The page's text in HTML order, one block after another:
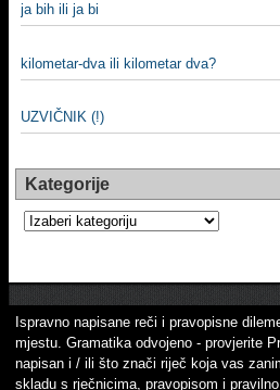
ja bih ili ja bi
kilometar-dva ili kilometar dva?
UZVIČNIK (!)
Kategorije
Kategorije
Ispravno napisane reči i pravopisne
mjestu. Gramatika odvojeno - provjerite
napisan i / ili što znači riječ koja vas
skladu s rječnicima, pravopisom i